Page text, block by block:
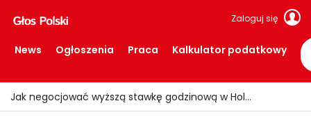
Zaloguj się
News Ogłoszenia Praca Kalkulator podatkowy
Ogień znów uderzył w Limburgii! Pociągi ruszyły, ale teren nadal zamknięty